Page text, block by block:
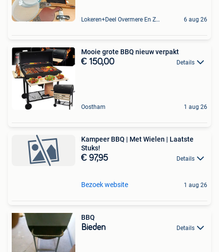
Lokeren+Deel Overmere En Zele 6 aug 26
Mooie grote BBQ nieuw verpakt
€ 150,00 Details
Oostham 1 aug 26
Kampeer BBQ | Met Wielen | Laatste
Stuks!
€ 97,95 Details
Bezoek website 1 aug 26
BBQ
Bieden Details